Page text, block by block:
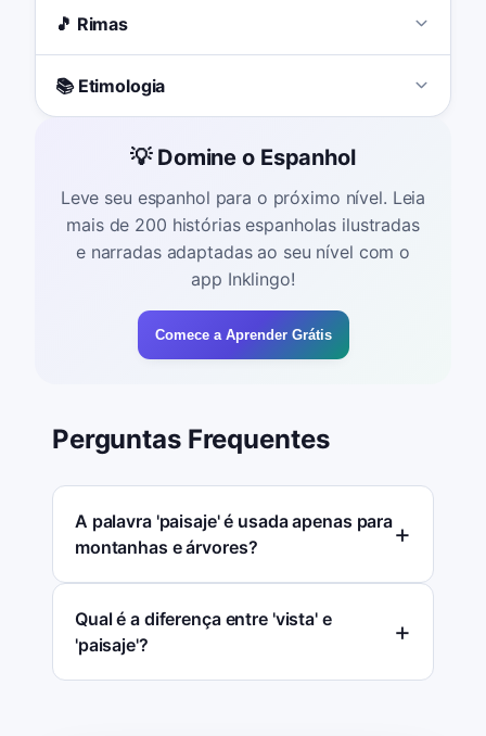
🎵 Rimas
📚 Etimologia
💡 Domine o Espanhol
Leve seu espanhol para o próximo nível. Leia
mais de 200 histórias espanholas ilustradas
e narradas adaptadas ao seu nível com o
app Inklingo!
Comece a Aprender Grátis
Perguntas Frequentes
A palavra 'paisaje' é usada apenas para
montanhas e árvores?
Qual é a diferença entre 'vista' e
'paisaje'?